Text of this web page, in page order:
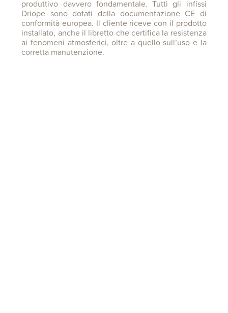
produttivo davvero fondamentale. Tutti gli infissi
Driope sono dotati della documentazione CE di
conformità europea. Il cliente riceve con il prodotto
installato, anche il libretto che certifica la resistenza
ai fenomeni atmosferici, oltre a quello sull’uso e la
corretta manutenzione.